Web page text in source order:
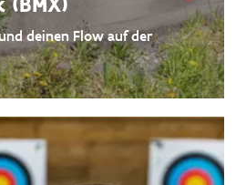
deinen Flow auf der